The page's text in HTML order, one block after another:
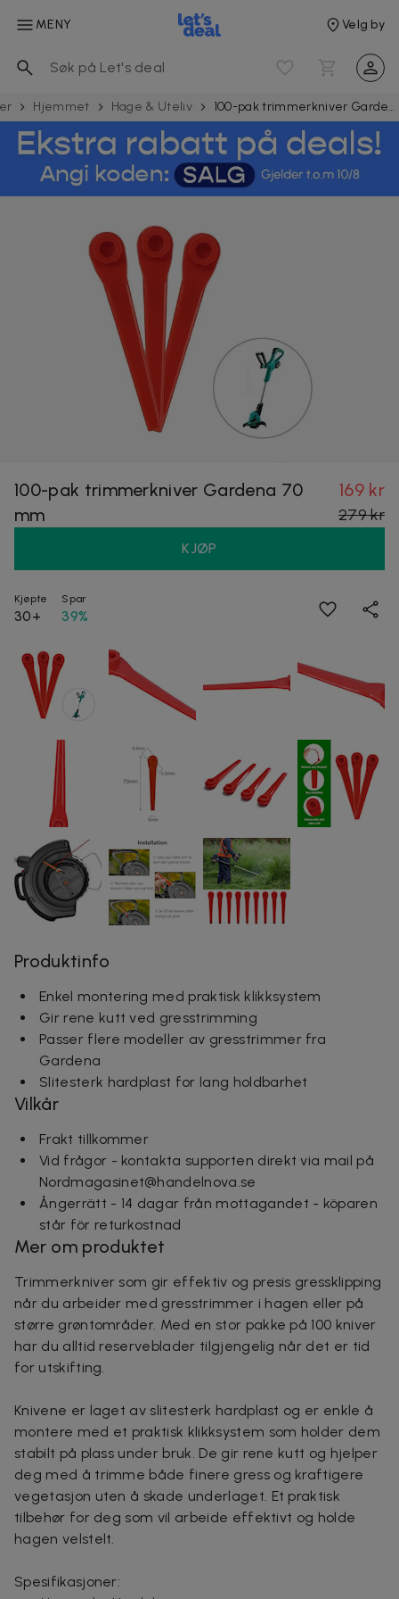
MENY Velg by
Hjemmet Hage & Uteliv 100-pak trimmerkniver Gardena 70 mm
100-pak trimmerkniver Gardena 70
mm
169 kr
279 kr
KJØP
Kjøpte
30+
Spar
39%
Produktinfo
Enkel montering med praktisk klikksystem
Gir rene kutt ved gresstrimming
Passer flere modeller av gresstrimmer fra
Gardena
Slitesterk hardplast for lang holdbarhet
Vilkår
Frakt tillkommer
Vid frågor - kontakta supporten direkt via mail på
Nordmagasinet@handelnova.se
Ångerrätt - 14 dagar från mottagandet - köparen
står för returkostnad
Mer om produktet
Trimmerkniver som gir effektiv og presis gressklipping
når du arbeider med gresstrimmer i hagen eller på
større grøntområder. Med en stor pakke på 100 kniver
har du alltid reserveblader tilgjengelig når det er tid
for utskifting.
Knivene er laget av slitesterk hardplast og er enkle å
montere med et praktisk klikksystem som holder dem
stabilt på plass under bruk. De gir rene kutt og hjelper
deg med å trimme både finere gress og kraftigere
vegetasjon uten å skade underlaget. Et praktisk
tilbehør for deg som vil arbeide effektivt og holde
hagen velstelt.
Spesifikasjoner: